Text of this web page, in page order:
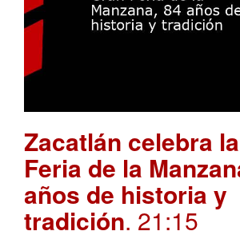
Zacatlán celebra
Feria de la
años de historia y
tradición. 21:15